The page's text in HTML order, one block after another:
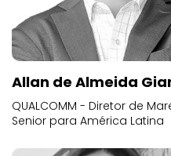
Allan de Almeida
QUALCOMM - Diretor de
Senior para América Latina